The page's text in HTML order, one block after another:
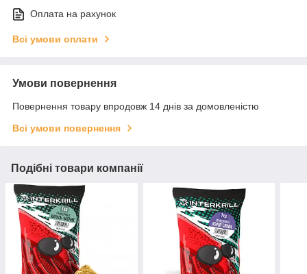
Оплата на рахунок
Всі умови оплати
Умови повернення
Повернення товару впродовж 14 днів за домовленістю
Всі умови повернення
Подібні товари компанії